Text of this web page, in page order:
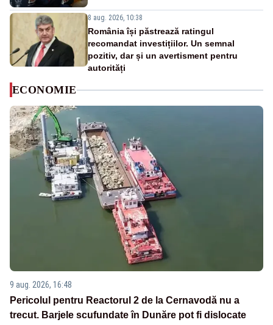
8 aug. 2026, 10:38
România își păstrează ratingul
recomandat investițiilor. Un semnal
pozitiv, dar și un avertisment pentru
autorități
ECONOMIE
9 aug. 2026, 16:48
Pericolul pentru Reactorul 2 de la Cernavodă nu a
trecut. Barjele scufundate în Dunăre pot fi dislocate